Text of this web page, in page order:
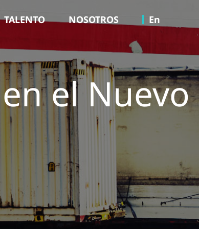
TALENTO NOSOTROS En
el Nuevo